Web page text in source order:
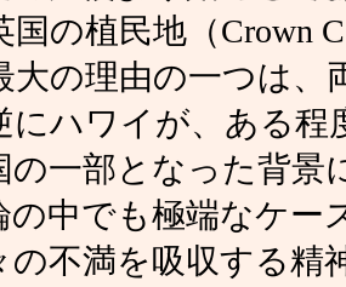
国の植民地（Crown
大の理由の一つは
にハワイが、ある程
の一部となった背
中でも極端なケー
の不満を吸収する精